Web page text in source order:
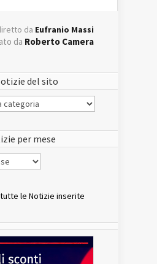
da Eufranio Massi
da Roberto Camera
del sito
per mese
le Notizie inserite